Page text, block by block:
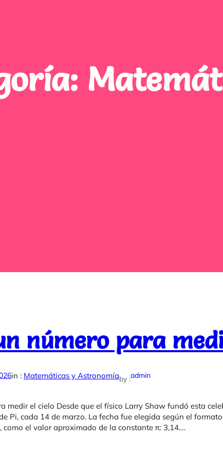
número para
in : Matemáticas y Astronomíaby :admin
medir el cielo Desde que el físico Larry Shaw fundó esta
Pi, cada 14 de marzo. La fecha fue elegida según el
como el valor aproximado de la constante π: 3,14.…